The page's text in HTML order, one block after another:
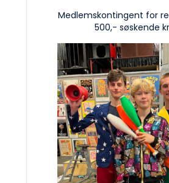
Medlemskontingent for
500,- søskende